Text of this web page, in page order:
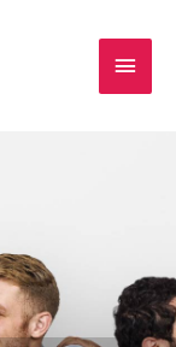
メ
イ
ュ
ー